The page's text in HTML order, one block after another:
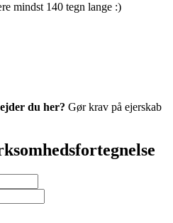
mindst 140 tegn lange :)
du her? Gør krav på ejerskab